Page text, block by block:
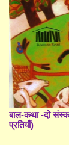
बाल-कथा -दो
प्रतियाँ)